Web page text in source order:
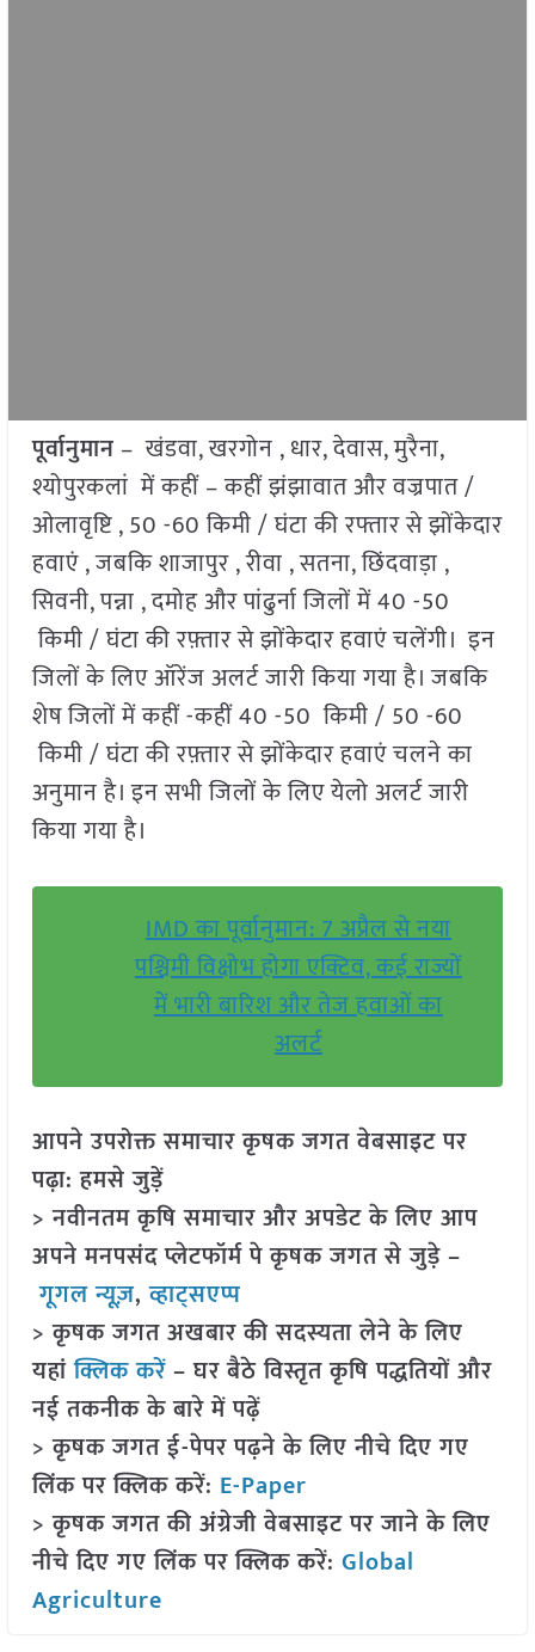
पूर्वानुमान – खंडवा, खरगोन , धार, देवास, मुरैना,
श्योपुरकलां में कहीं – कहीं झंझावात और वज्रपात /
ओलावृष्टि , 50 -60 किमी / घंटा की रफ्तार से झोंकेदार
हवाएं , जबकि शाजापुर , रीवा , सतना, छिंदवाड़ा ,
सिवनी, पन्ना , दमोह और पांढुर्ना जिलों में 40 -50
किमी / घंटा की रफ़्तार से झोंकेदार हवाएं चलेंगी। इन
जिलों के लिए ऑरेंज अलर्ट जारी किया गया है। जबकि
शेष जिलों में कहीं -कहीं 40 -50 किमी / 50 -60
किमी / घंटा की रफ़्तार से झोंकेदार हवाएं चलने का
अनुमान है। इन सभी जिलों के लिए येलो अलर्ट जारी
किया गया है।
IMD का पूर्वानुमान: 7 अप्रैल से नया
पश्चिमी विक्षोभ होगा एक्टिव, कई राज्यों
में भारी बारिश और तेज हवाओं का
अलर्ट
आपने उपरोक्त समाचार कृषक जगत वेबसाइट पर
पढ़ा: हमसे जुड़ें
> नवीनतम कृषि समाचार और अपडेट के लिए आप
अपने मनपसंद प्लेटफॉर्म पे कृषक जगत से जुड़े –
गूगल न्यूज़,व्हाट्सएप्प
> कृषक जगत अखबार की सदस्यता लेने के लिए
यहांक्लिक करें– घर बैठे विस्तृत कृषि पद्धतियों और
नई तकनीक के बारे में पढ़ें
> कृषक जगत ई-पेपर पढ़ने के लिए नीचे दिए गए
लिंक पर क्लिक करें: E-Paper
> कृषक जगत की अंग्रेजी वेबसाइट पर जाने के लिए
नीचे दिए गए लिंक पर क्लिक करें: Global
Agriculture